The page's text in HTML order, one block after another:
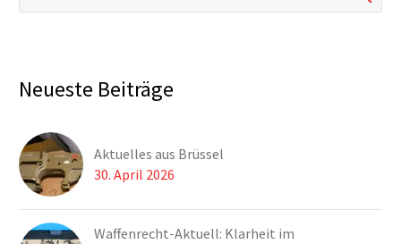
Neueste Beiträge
Aktuelles aus Brüssel
30. April 2026
Waffenrecht-Aktuell: Klarheit im